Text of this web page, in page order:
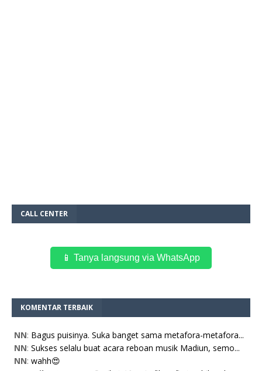
CALL CENTER
📱 Tanya langsung via WhatsApp
KOMENTAR TERBAIK
NN: Bagus puisinya. Suka banget sama metafora-metafora...
NN: Sukses selalu buat acara reboan musik Madiun, semo...
NN: wahh😍